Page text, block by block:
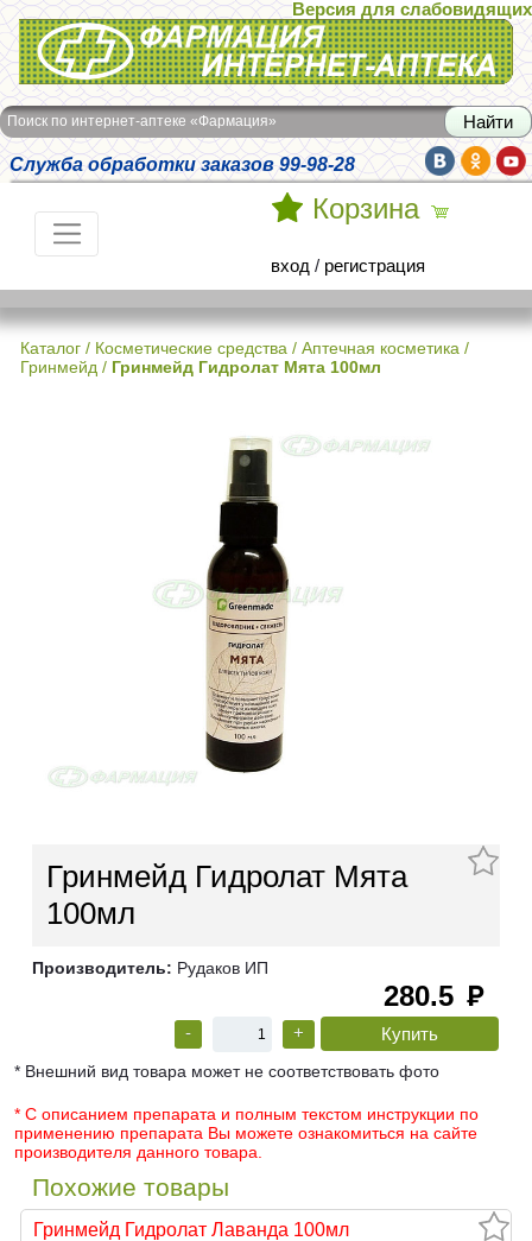
Интернет-аптека Фармация
Версия для слабовидящих
Поиск по интернет-аптеке «Фармация»
Служба обработки заказов 99-98-28
Корзина
вход / регистрация
Каталог / Косметические средства / Аптечная косметика /
Гринмейд / Гринмейд Гидролат Мята 100мл
Гринмейд Гидролат Мята
100мл
Производитель: Рудаков ИП
280.5 руб
- +
* Внешний вид товара может не соответствовать фото
* С описанием препарата и полным текстом инструкции по
применению препарата Вы можете ознакомиться на сайте
производителя данного товара.
Похожие товары
Гринмейд Гидролат Лаванда 100мл